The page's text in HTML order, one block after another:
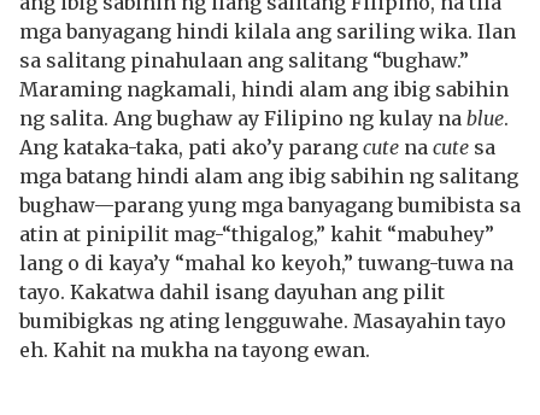
mga banyagang hindi kilala ang sariling wika. Ilan
sa salitang pinahulaan ang salitang “bughaw.”
Maraming nagkamali, hindi alam ang ibig sabihin
ng salita. Ang bughaw ay Filipino ng kulay na blue.
Ang kataka-taka, pati ako’y parang cute na cute sa
mga batang hindi alam ang ibig sabihin ng salitang
bughaw—parang yung mga banyagang bumibista sa
atin at pinipilit mag-“thigalog,” kahit “mabuhey”
lang o di kaya’y “mahal ko keyoh,” tuwang-tuwa na
tayo. Kakatwa dahil isang dayuhan ang pilit
bumibigkas ng ating lengguwahe. Masayahin tayo
eh. Kahit na mukha na tayong ewan.